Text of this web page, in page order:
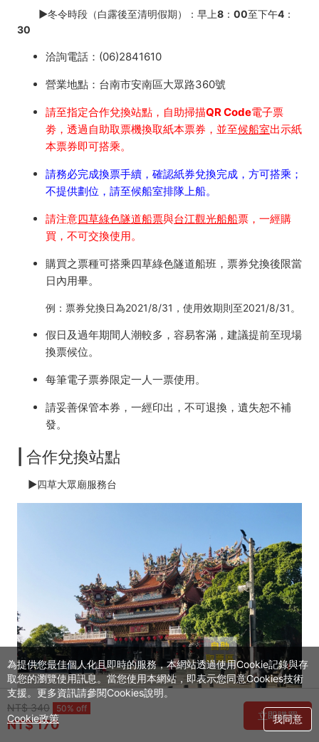
►冬令時段（白露後至清明假期）：早上8：00至下午4：
30
洽詢電話：(06)2841610
營業地點：台南市安南區大眾路360號
請至指定合作兌換站點，自助掃描QR Code電子票
劵，透過自助取票機換取紙本票券，並至候船室出示紙
本票券即可搭乘。
請務必完成換票手續，確認紙券兌換完成，方可搭乘；
不提供劃位，請至候船室排隊上船。
請注意四草綠色隧道船票與台江觀光船船票，一經購
買，不可交換使用。
購買之票種可搭乘四草綠色隧道船班，票券兌換後限當
日內用畢。
例：票券兌換日為2021/8/31，使用效期則至2021/8/31。
假日及過年期間人潮較多，容易客滿，建議提前至現場
換票候位。
每筆電子票券限定一人一票使用。
請妥善保管本券，一經印出，不可退換，遺失恕不補
發。
合作兌換站點
►四草大眾廟服務台
NT$ 340 50% off
NT$ 170
立即購買
為提供您最佳個人化且即時的服務，本網站透過使用Cookie記錄與存
取您的瀏覽使用訊息。當您使用本網站，即表示您同意Cookies技術
支援。更多資訊請參閱Cookies說明。
我同意
Cookie政策